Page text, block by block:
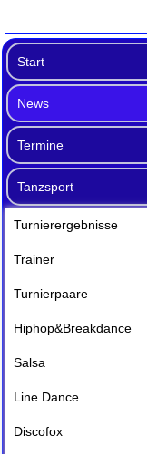
Start
News
Termine
Tanzsport
Turnierergebnisse
Trainer
Turnierpaare
Hiphop&Breakdance
Salsa
Line Dance
Discofox